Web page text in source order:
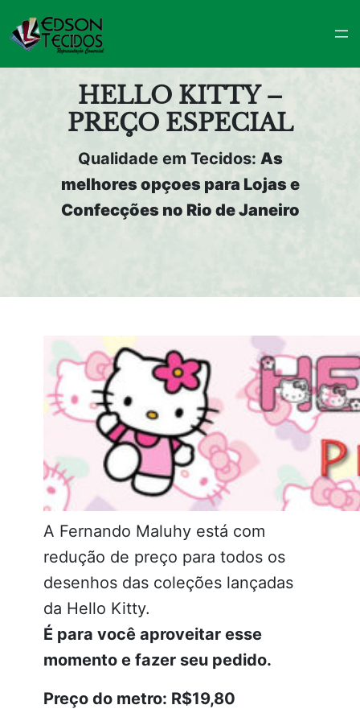
Pular
para
o
HELLO KITTY –
PREÇO ESPECIAL
Qualidade em Tecidos: As
melhores opçoes para Lojas e
Confecções no Rio de Janeiro
A Fernando Maluhy está com
redução de preço para todos os
desenhos das coleções lançadas
da Hello Kitty.
É para você aproveitar esse
momento e fazer seu pedido.
Preço do metro: R$19,80